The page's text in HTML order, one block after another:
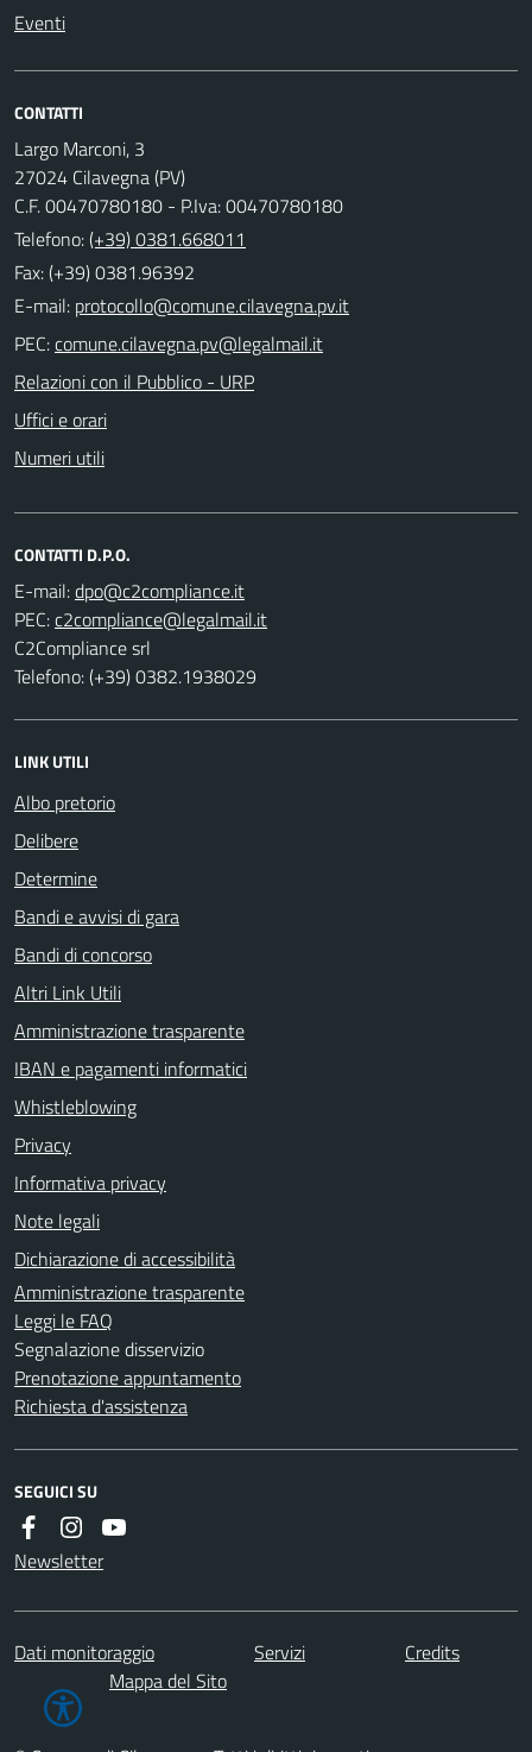
Eventi
CONTATTI
Largo Marconi, 3
27024 Cilavegna (PV)
C.F. 00470780180 - P.Iva: 00470780180
Telefono:(+39) 0381.668011
Fax: (+39) 0381.96392
E-mail:
PEC:
Relazioni con il Pubblico - URP
Uffici e orari
Numeri utili
CONTATTI D.P.O.
E-mail:
PEC:
C2Compliance srl
Telefono: (+39) 0382.1938029
LINK UTILI
Albo pretorio
Delibere
Determine
Bandi e avvisi di gara
Bandi di concorso
Altri Link Utili
Amministrazione trasparente
IBAN e pagamenti informatici
Whistleblowing
Privacy
Informativa privacy
Note legali
Dichiarazione di accessibilità
Amministrazione trasparente
Leggi le FAQ
Segnalazione disservizio
Prenotazione appuntamento
Richiesta d'assistenza
SEGUICI SU
Newsletter
Dati monitoraggio Servizi
Credits
Mappa del Sito